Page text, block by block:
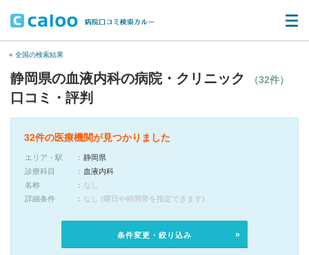
« 全国の検索結果
静岡県の血液内科の病院・クリニック （32件）
口コミ・評判
32件の医療機関が見つかりました
エリア・駅
静岡県
診療科目
血液内科
名称
なし
詳細条件
なし (曜日や時間帯を指定できます)
条件変更・絞り込み